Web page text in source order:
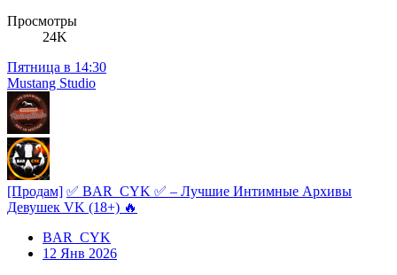
Просмотры
24K
Пятница в 14:30
Mustang Studio
[Продам] ✅ BAR_CYK ✅ – Лучшие Интимные Архивы
Девушек VK (18+) 🔥
BAR_CYK
12 Янв 2026